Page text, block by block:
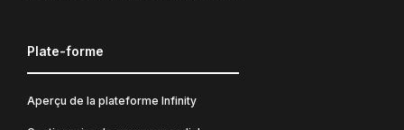
Plate-forme
Aperçu de la plateforme Infinity